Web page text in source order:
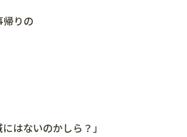
帰りの
はないのかしら？」